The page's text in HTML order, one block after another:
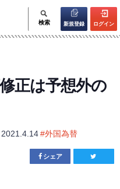
検索 新規登録 ログイン
正は予想外の
2021.4.14#外国為替
シェア